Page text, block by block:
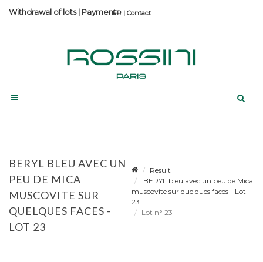
Contact
Withdrawal of lots| Payment
BERYL BLEU AVEC UN
PEU DE MICA
MUSCOVITE SUR
QUELQUES FACES -
LOT 23
Result
BERYL bleu avec un peu de Mica
muscovite sur quelques faces - Lot
23
Lot n° 23